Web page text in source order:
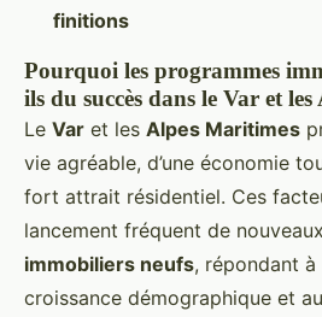
finitions
Pourquoi les programmes
ils du succès dans le Var et
Le Var et les Alpes Maritimes
vie agréable, d’une économie
fort attrait résidentiel. Ces
lancement fréquent de nouveaux
immobiliers neufs, répondant
croissance démographique et